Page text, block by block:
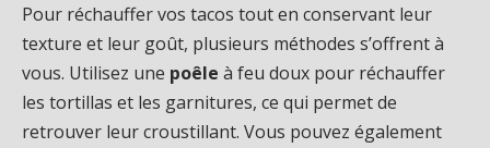
Pour réchauffer vos tacos tout en conservant leur
texture et leur goût, plusieurs méthodes s’offrent à
vous. Utilisez une poêle à feu doux pour réchauffer
les tortillas et les garnitures, ce qui permet de
retrouver leur croustillant. Vous pouvez également